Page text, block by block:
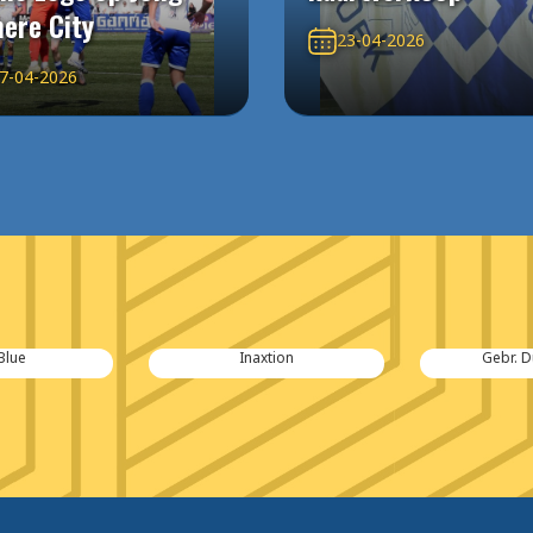
City
04-2026
23-04-2026
Inaxtion Gebr.